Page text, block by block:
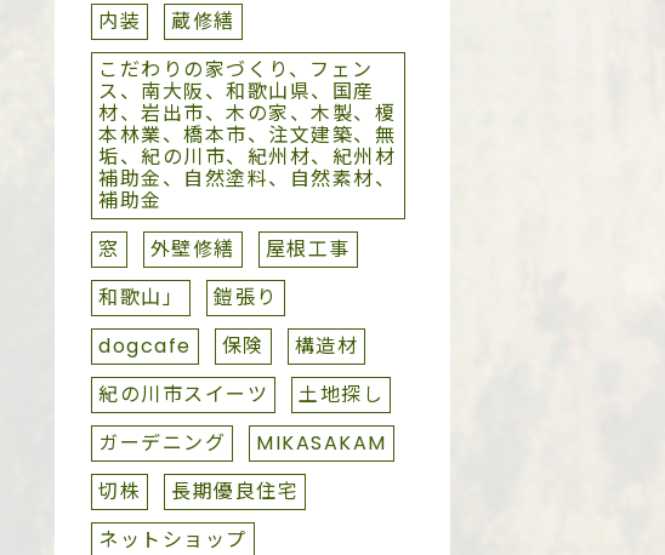
内装
蔵修繕
こだわりの家づくり、フェン
ス、南大阪、和歌山県、国産
材、岩出市、木の家、木製、榎
本林業、橋本市、注文建築、無
垢、紀の川市、紀州材、紀州材
補助金、自然塗料、自然素材、
補助金
窓
外壁修繕
屋根工事
和歌山」
鎧張り
dogcafe
保険
構造材
紀の川市スイーツ
土地探し
ガーデニング
MIKASAKAM
切株
長期優良住宅
ネットショップ